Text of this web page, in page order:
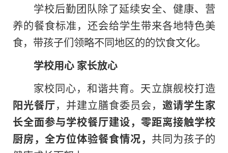
学校后勤团队除了延续安全、健康、营
养的餐食标准，还会给学生带来各地特色美
食，带孩子们领略不同地区的的饮食文化。
学校用心家长放心
家校同心，和谐共育。天立旗舰校打造
阳光餐厅，并建立膳食委员会， 邀请学生家
长全面参与学校餐厅建设，零距离接触学校
厨房，全方位体验餐食情况， 共同为孩子的